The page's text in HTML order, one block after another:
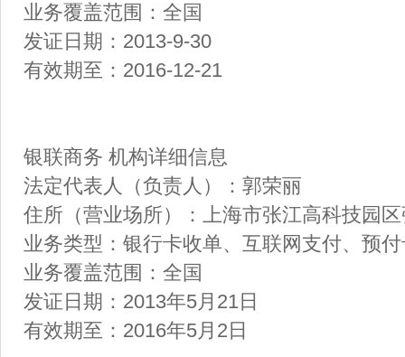
业务覆盖范围：全国
发证日期：2013-9-30
有效期至：2016-12-21
银联商务 机构详细信息
法定代表人（负责人）：郭荣丽
住所（营业场所）：上海市张江高科技园
业务类型：银行卡收单、互联网支付、预
业务覆盖范围：全国
发证日期：2013年5月21日
有效期至：2016年5月2日